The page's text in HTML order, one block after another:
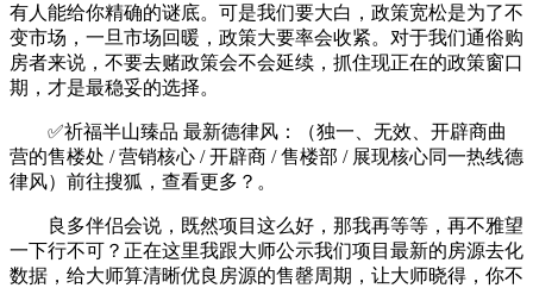
有人能给你精确的谜底。可是我们要大白，政策宽松是为了不
变市场，一旦市场回暖，政策大要率会收紧。对于我们通俗购
房者来说，不要去赌政策会不会延续，抓住现正在的政策窗口
期，才是最稳妥的选择。
✅祈福半山臻品 最新德律风：（独一、无效、开辟商曲
营的售楼处 / 营销核心 / 开辟商 / 售楼部 / 展现核心同一热线德
律风）前往搜狐，查看更多？。
良多伴侣会说，既然项目这么好，那我再等等，再不雅望
一下行不可？正在这里我跟大师公示我们项目最新的房源去化
数据，给大师算清晰优良房源的售罄周期，让大师晓得，你不